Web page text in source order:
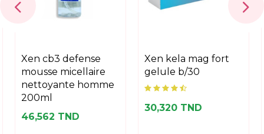
xen cb3 defense
mousse micellaire
nettoyante homme
200ml
46,562 TND
xen kela mag fort
gelule b/30
30,320 TND